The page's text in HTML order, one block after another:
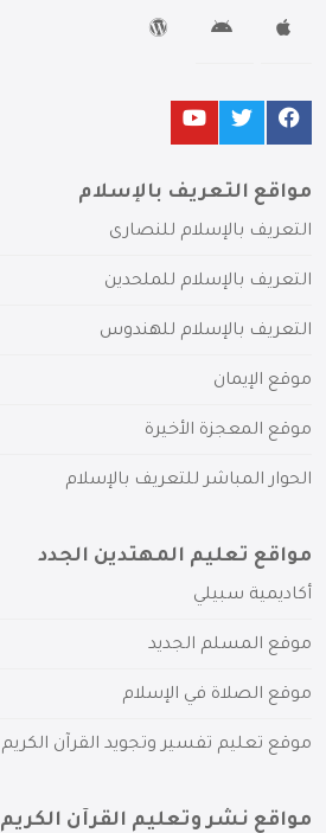
مواقع التعريف بالإسلام
التعريف بالإسلام للنصارى
التعريف بالإسلام للملحدين
التعريف بالإسلام للهندوس
موقع الإيمان
موقع المعجزة الأخيرة
الحوار المباشر للتعريف بالإسلام
مواقع تعليم المهتدين الجدد
أكاديمية سبيلي
موقع المسلم الجديد
موقع الصلاة في الإسلام
موقع تعليم تفسير وتجويد القرآن الكريم
مواقع نشر وتعليم القرآن الكريم